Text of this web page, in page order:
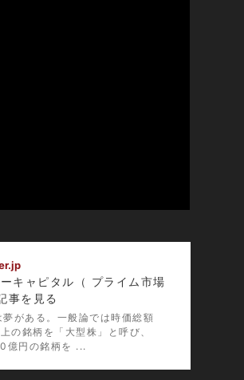
キャピタル（ プライム市場
事を見る
がある。一般論では時価総額
の銘柄を「大型株」と呼び、
円の銘柄を ...